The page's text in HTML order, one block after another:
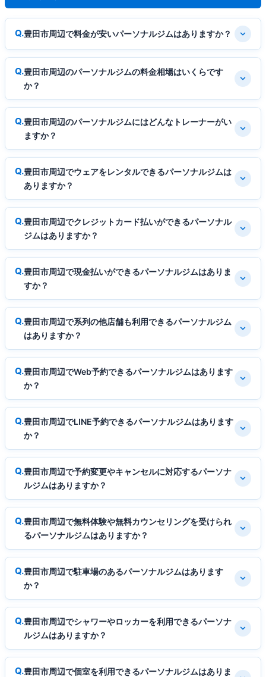
豊田市周辺で料金が安いパーソナルジムはありますか？
豊田市周辺のパーソナルジムの料金相場はいくらです
か？
豊田市周辺のパーソナルジムにはどんなトレーナーがい
ますか？
豊田市周辺でウェアをレンタルできるパーソナルジムは
ありますか？
豊田市周辺でクレジットカード払いができるパーソナル
ジムはありますか？
豊田市周辺で現金払いができるパーソナルジムはありま
すか？
豊田市周辺で系列の他店舗も利用できるパーソナルジム
はありますか？
豊田市周辺でWeb予約できるパーソナルジムはあります
か？
豊田市周辺でLINE予約できるパーソナルジムはあります
か？
豊田市周辺で予約変更やキャンセルに対応するパーソナ
ルジムはありますか？
豊田市周辺で無料体験や無料カウンセリングを受けられ
るパーソナルジムはありますか？
豊田市周辺で駐車場のあるパーソナルジムはあります
か？
豊田市周辺でシャワーやロッカーを利用できるパーソナ
ルジムはありますか？
豊田市周辺で個室を利用できるパーソナルジムはありま